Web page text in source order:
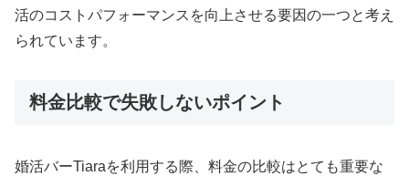
活のコストパフォーマンスを向上させる要因の一つと考え
られています。
料金比較で失敗しないポイント
婚活バーTiaraを利用する際、料金の比較はとても重要な